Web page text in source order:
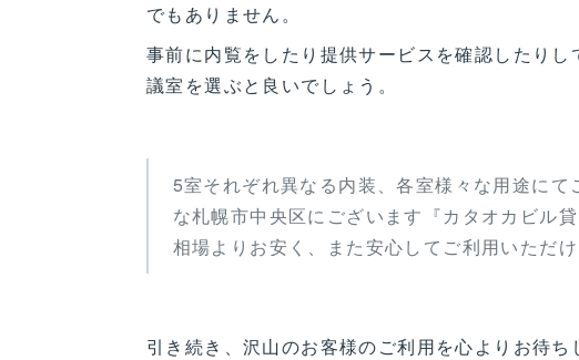
でもありません。
事前に内覧をしたり提供サービスを確認したり
議室を選ぶと良いでしょう。
5室それぞれ異なる内装、各室様々な用途に
な札幌市中央区にございます『カタオカビル貸
相場よりお安く、また安心してご利用いただ
引き続き、沢山のお客様のご利用を心よりお待ち